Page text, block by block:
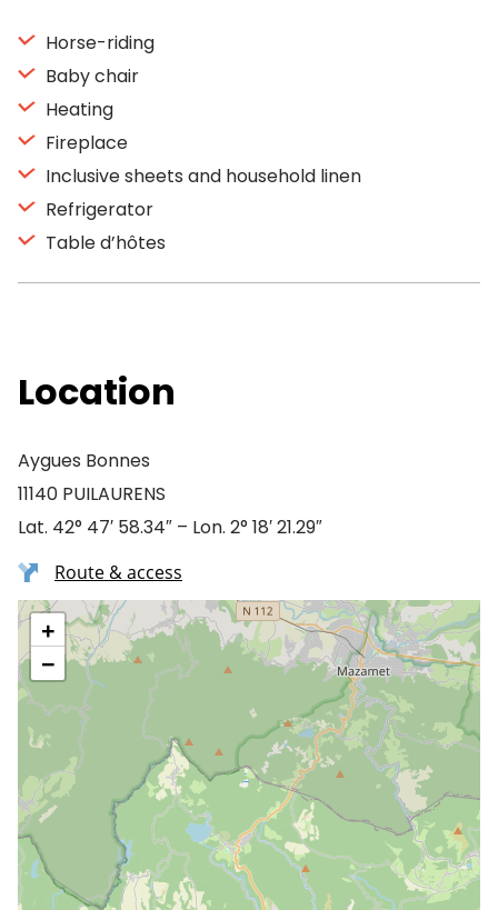
Horse-riding
Baby chair
Heating
Fireplace
Inclusive sheets and household linen
Refrigerator
Table d’hôtes
Location
Aygues Bonnes
11140 PUILAURENS
Lat. 42° 47′ 58.34″ – Lon. 2° 18′ 21.29″
Route & access
+
−